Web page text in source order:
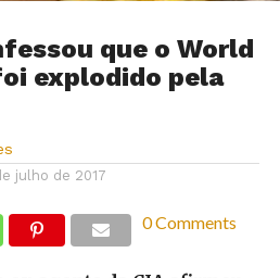
que o World
explodido pela
julho de 2017
0 Comments